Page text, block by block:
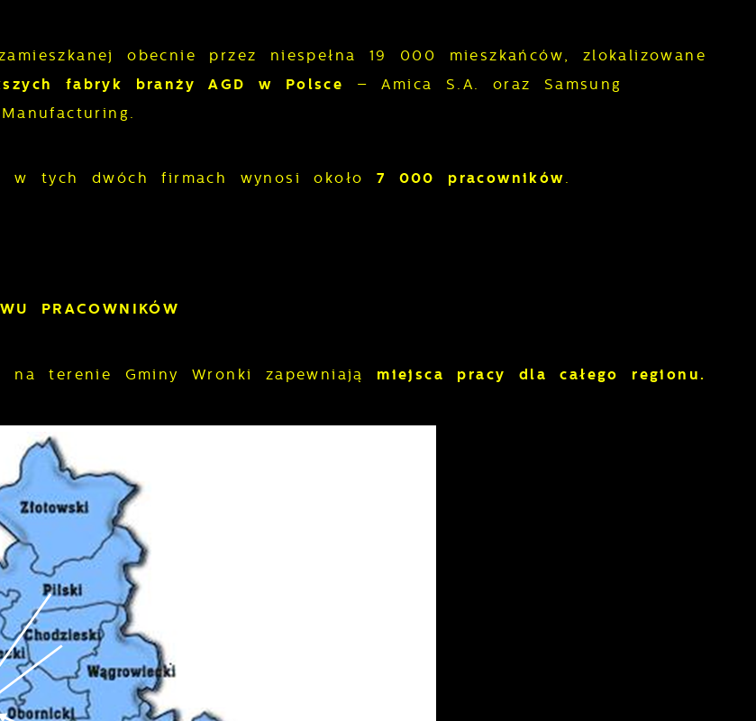
obecnie przez niespełna 19 000 mieszkańców, zlokalizowane
fabryk branży AGD w Polsce
– Amica S.A. oraz Samsung
w tych dwóch firmach wynosi około 7 000 pracowników.
PRACOWNIKÓW
na terenie Gminy Wronki zapewniają miejsca pracy dla całego regionu.
Twoją prywatność. Możesz zmienić ustawienia
zaakceptować je wszystkie. W dowolnym
możesz dokonać zmiany swoich ustawień.